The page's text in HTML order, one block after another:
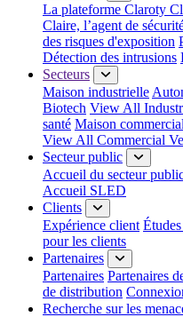
La plateforme Claroty
Claire, l’agent de
des risques d'exposition
Détection des intrusions
Secteurs
Maison industrielle
Biotech View All
santé Maison
View All Commercial
Secteur public
Accueil du secteur
Accueil SLED
Clients
Expérience client
pour les clients
Partenaires
Partenaires Partenaires
de distribution
Recherche sur les